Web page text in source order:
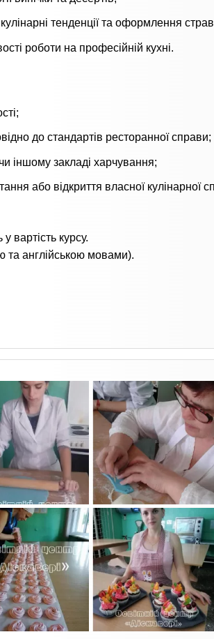
кулінарні тенденції та оформлення
роботи на професійній кухні.
до стандартів ресторанної справи;
іншому закладі харчування;
або відкриття власної кулінарної
вартість курсу.
та англійською мовами).